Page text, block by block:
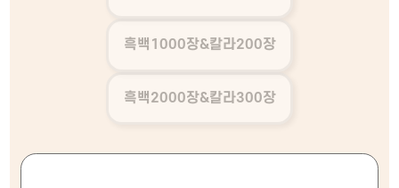
흑백1000장&칼라200장
흑백2000장&칼라300장